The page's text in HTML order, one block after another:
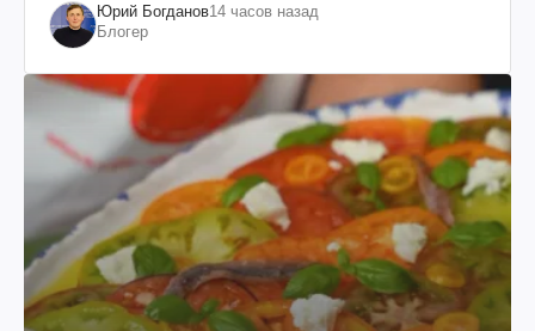
Юрий Богданов14 часов назад
Блогер